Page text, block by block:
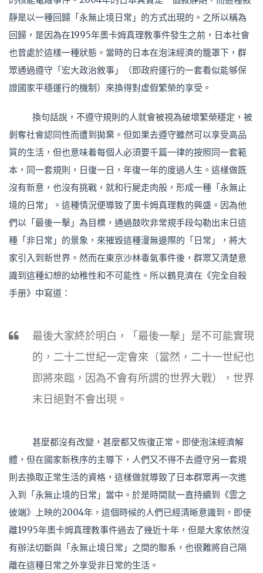
靜是以一種回歸「永無止境日常」的方式出現的。之所以稱為
回歸，是因為在1995年奧卡姆真理教事件發生之前，日本社會
也曾處於這樣一種狀態。當時的日本在泡沫經濟的籠罩下，群
眾通過遵守「宏大政治敘事」（即政府運行的一套看似能够保
證國家平穩運行的機制）來換得對虛假繁榮的享受。
換句話說，不遵守規則的人就會被視為破壞繁榮穩定，被
剝奪社會認同性而遭到拋棄。但如果去遵守雖然可以享受高品
質的生活，但也意味着每個人必須要千篇一律的按照同一套範
本，同一套規則，日復一日，年復一年的度過人生。這樣做既
沒有新意，也沒有挑戰，就和行屍走肉般，形成一種「永無止
境的日常」。這種情況便導致了奧卡姆真理教的興盛。因為他
們以「最後一擊」為目標，通過鼓吹非常規手段勾勒出末日這
種「非日常」的景象，來摧毀這種漫無邊際的「日常」，將大
家引入到新世界。然而在東京沙林毒氣事件後，群眾又清楚意
識到這種幻想的幼稚性和不可能性。所以鶴見濟在《完全自殺
手册》中寫道：
最後大家終於明白，「最後一擊」是不可能實現
的，二十二世紀一定會來（當然，二十一世紀也
即將來臨，因為不會有所謂的世界大戰），世界
末日絕對不會出現。
甚麼都沒有改變，甚麼都又恢復正常。即使泡沫經濟解
體，但在國家新秩序的主導下，人們又不得不去遵守另一套規
則去換取正常生活的資格，這樣做就導致了日本群眾再一次進
入到「永無止境的日常」當中。於是時間就一直持續到《雲之
彼端》上映的2004年，這個時候的人們已經清晰意識到，即使
離1995年奧卡姆真理教事件過去了幾近十年，但是大家依然沒
有辦法切斷與「永無止境日常」之間的聯系，也很難將自己隔
離在這種日常之外享受非日常的生活。